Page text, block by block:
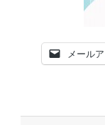
メール